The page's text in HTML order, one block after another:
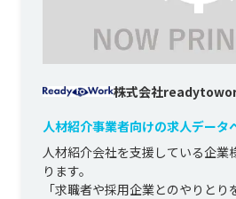
株式会社
人材紹介事業者向けの求人データ
理プラットフォーム
人材紹介会社を支援している企業
ります。
「求職者や採用企業とのやりと